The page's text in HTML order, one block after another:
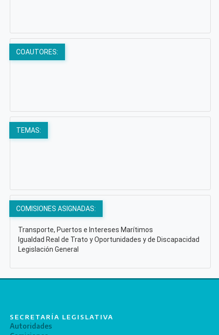
COAUTORES:
TEMAS:
COMISIONES ASIGNADAS:
Transporte, Puertos e Intereses Marítimos
Igualdad Real de Trato y Oportunidades y de Discapacidad
Legislación General
SECRETARÍA LEGISLATIVA
Autoridades